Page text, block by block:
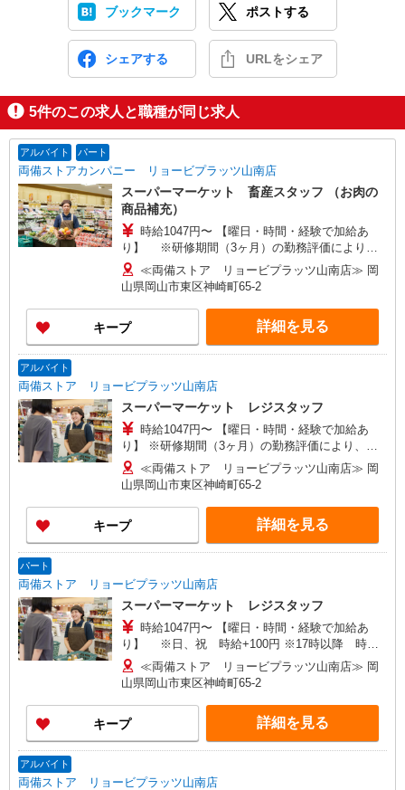
ブックマーク ポストする
シェアする URLをシェア
5件のこの求人と職種が同じ求人
アルバイト パート
両備ストアカンパニー リョービプラッツ山南店
スーパーマーケット 畜産スタッフ （お肉の
商品補充）
時給1047円〜 【曜日・時間・経験で加給あ
り】 ※研修期間（3ヶ月）の勤務評価により、
研修終了後に時給を見直します
≪両備ストア リョービプラッツ山南店≫ 岡
山県岡山市東区神崎町65-2
キープ 詳細を見る
アルバイト
両備ストア リョービプラッツ山南店
スーパーマーケット レジスタッフ
時給1047円〜 【曜日・時間・経験で加給あ
り】 ※研修期間（3ヶ月）の勤務評価により、研
修終了後に時給を見直します
≪両備ストア リョービプラッツ山南店≫ 岡
山県岡山市東区神崎町65-2
キープ 詳細を見る
パート
両備ストア リョービプラッツ山南店
スーパーマーケット レジスタッフ
時給1047円〜 【曜日・時間・経験で加給あ
り】 ※日、祝 時給+100円 ※17時以降 時給
＋100円 ※研修期間中 時給1,047円 ※研修期間
（3ヶ月）の勤務評価により、研修終了後に時給を
見直します
≪両備ストア リョービプラッツ山南店≫ 岡
山県岡山市東区神崎町65-2
キープ 詳細を見る
アルバイト
両備ストア リョービプラッツ山南店